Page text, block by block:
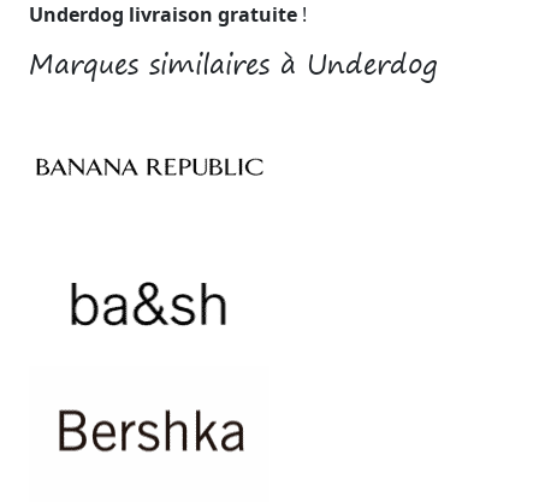
Underdog livraison gratuite !
Marques similaires à Underdog